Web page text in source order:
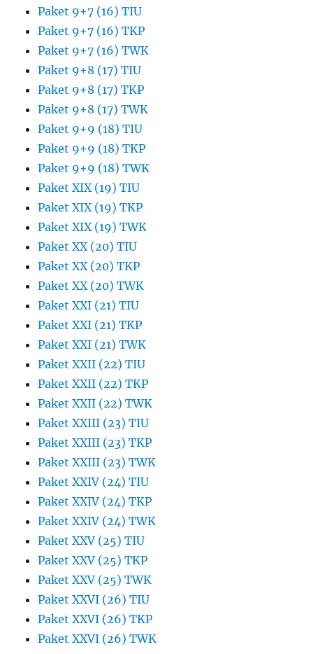
Paket 9+7 (16) TIU
Paket 9+7 (16) TKP
Paket 9+7 (16) TWK
Paket 9+8 (17) TIU
Paket 9+8 (17) TKP
Paket 9+8 (17) TWK
Paket 9+9 (18) TIU
Paket 9+9 (18) TKP
Paket 9+9 (18) TWK
Paket XIX (19) TIU
Paket XIX (19) TKP
Paket XIX (19) TWK
Paket XX (20) TIU
Paket XX (20) TKP
Paket XX (20) TWK
Paket XXI (21) TIU
Paket XXI (21) TKP
Paket XXI (21) TWK
Paket XXII (22) TIU
Paket XXII (22) TKP
Paket XXII (22) TWK
Paket XXIII (23) TIU
Paket XXIII (23) TKP
Paket XXIII (23) TWK
Paket XXIV (24) TIU
Paket XXIV (24) TKP
Paket XXIV (24) TWK
Paket XXV (25) TIU
Paket XXV (25) TKP
Paket XXV (25) TWK
Paket XXVI (26) TIU
Paket XXVI (26) TKP
Paket XXVI (26) TWK